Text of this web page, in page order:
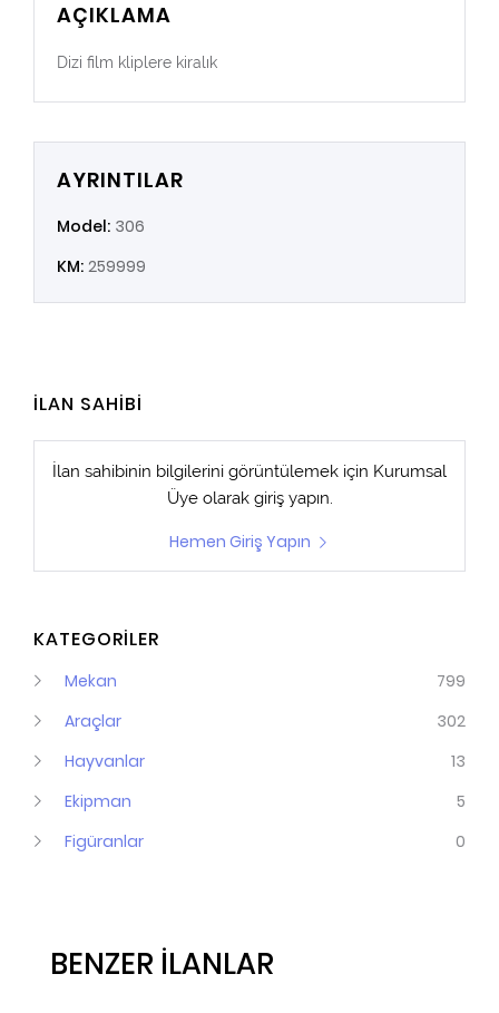
AÇIKLAMA
Dizi film kliplere kiralık
AYRINTILAR
Model: 306
KM: 259999
İLAN SAHİBİ
İlan sahibinin bilgilerini görüntülemek için Kurumsal
Üyeolarak giriş yapın.
Hemen Giriş Yapın
KATEGORİLER
Mekan
799
Araçlar
302
Hayvanlar
13
Ekipman
5
Figüranlar
0
BENZER İLANLAR